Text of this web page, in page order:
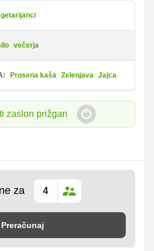
večerja
Prosena kaša Zelenjava Jajca
zaslon prižgan
za
Preračunaj